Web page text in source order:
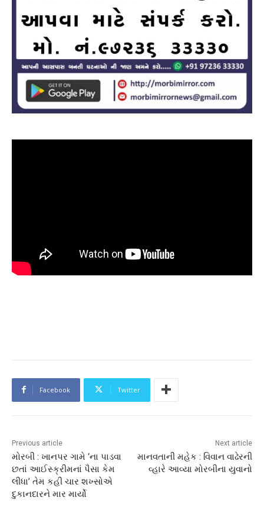
Facebook Twitter
Previous article
મોરબી : ખાનપર ગામે ‘ના પાડવા
છતાં આઈસ્ક્રીમનાં પૈસા કેમ
લીધા’ તેમ કહી ચાર શખ્સોએ
દુકાનદારને માર માર્યો
Next article
માનવતાની મહેક : વિવાન વાઢેરની
વ્હારે આવ્યા મોરબીના યુવાનો